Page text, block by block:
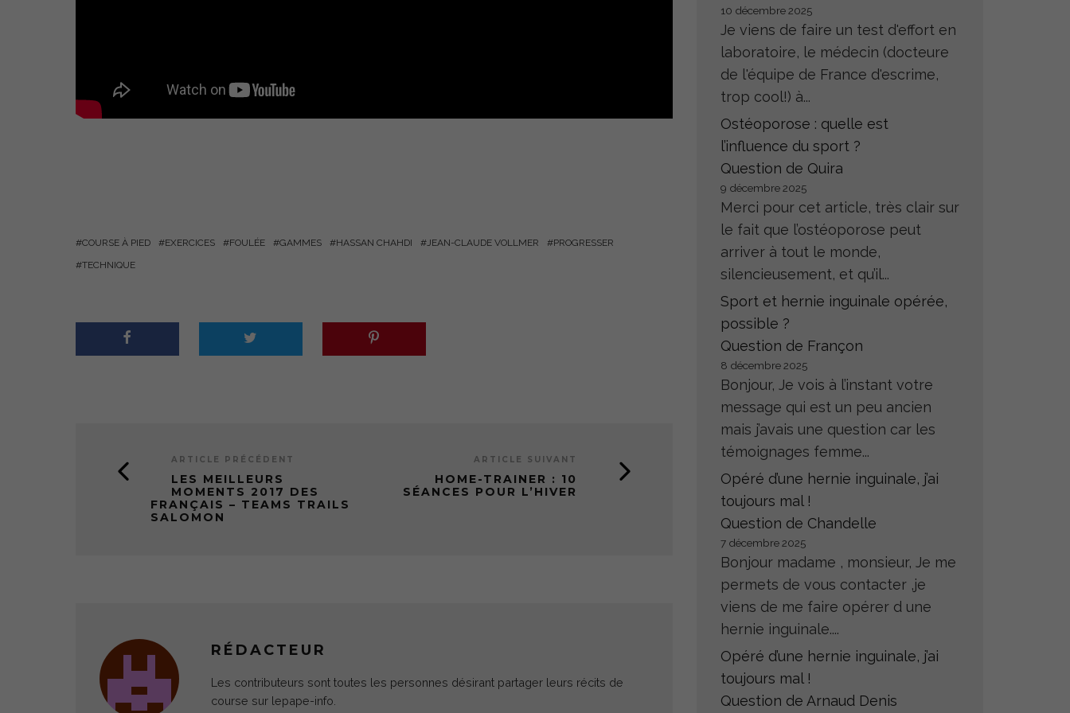
COURSE À PIED EXERCICES FOULÉE GAMMES HASSAN CHAHDI JEAN-CLAUDE VOLLMER
PROGRESSER
TECHNIQUE
ARTICLE PRÉCÉDENT
LES MEILLEURS
MOMENTS 2017 DES
FRANÇAIS – TEAMS TRAILS
SALOMON
ARTICLE SUIVANT
HOME-TRAINER : 10
SÉANCES POUR L’HIVER
RÉDACTEUR
Les contributeurs sont toutes les personnes désirant partager leurs récits de
course sur lepape-info.
10 décembre 2025
Je viens de faire un test d'effort en
laboratoire, le médecin (docteure
de l'équipe de France d'escrime,
trop cool!) à...
Ostéoporose : quelle est
l’influence du sport ?
Question de Quira
9 décembre 2025
Merci pour cet article, très clair sur
le fait que l’ostéoporose peut
arriver à tout le monde,
silencieusement, et qu’il...
Sport et hernie inguinale opérée,
possible ?
Question de Françon
8 décembre 2025
Bonjour, Je vois à l’instant votre
message qui est un peu ancien
mais j’avais une question car les
témoignages femme...
Opéré d’une hernie inguinale, j’ai
toujours mal !
Question de Chandelle
7 décembre 2025
Bonjour madame , monsieur, Je me
permets de vous contacter ,je
viens de me faire opérer d une
hernie inguinale....
Opéré d’une hernie inguinale, j’ai
toujours mal !
Question de Arnaud Denis